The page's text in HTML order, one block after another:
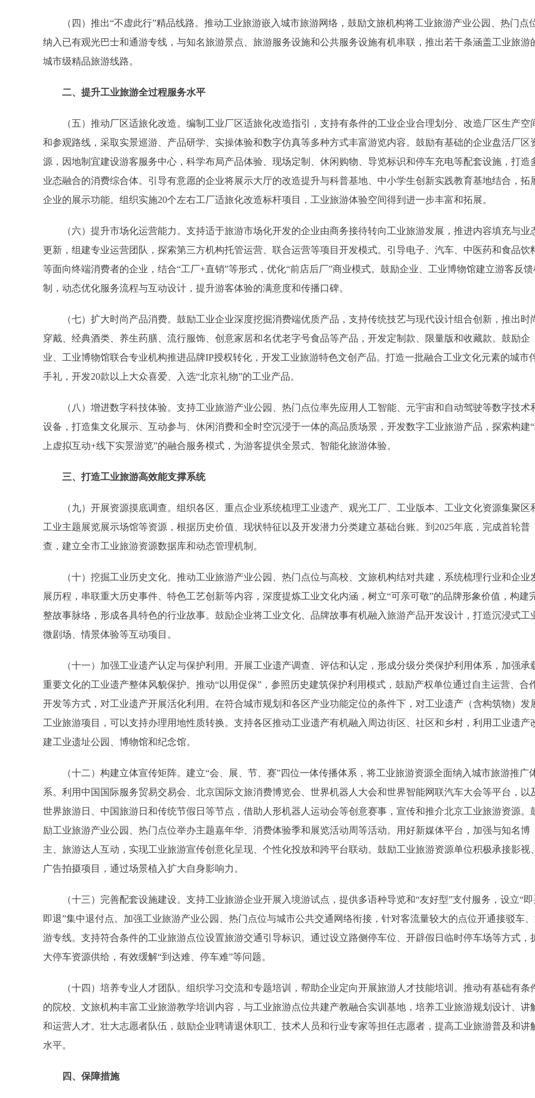
（四）推出“不虚此行”精品线路。推动工业旅游嵌入城市旅游网络，鼓励文旅机构将工业旅游产业公园、热门点
纳入已有观光巴士和通游专线，与知名旅游景点、旅游服务设施和公共服务设施有机串联，推出若干条涵盖工业旅游
城市级精品旅游线路。
二、提升工业旅游全过程服务水平
（五）推动厂区适旅化改造。编制工业厂区适旅化改造指引，支持有条件的工业企业合理划分、改造厂区生产空
和参观路线，采取实景巡游、产品研学、实操体验和数字仿真等多种方式丰富游览内容。鼓励有基础的企业盘活厂区
源，因地制宜建设游客服务中心，科学布局产品体验、现场定制、休闲购物、导览标识和停车充电等配套设施，打造
业态融合的消费综合体。引导有意愿的企业将展示大厅的改造提升与科普基地、中小学生创新实践教育基地结合，拓
企业的展示功能。组织实施20个左右工厂适旅化改造标杆项目，工业旅游体验空间得到进一步丰富和拓展。
（六）提升市场化运营能力。支持适于旅游市场化开发的企业由商务接待转向工业旅游发展，推进内容填充与业
更新，组建专业运营团队，探索第三方机构托管运营、联合运营等项目开发模式。引导电子、汽车、中医药和食品饮
等面向终端消费者的企业，结合“工厂+直销”等形式，优化“前店后厂”商业模式。鼓励企业、工业博物馆建立游客反馈
制，动态优化服务流程与互动设计，提升游客体验的满意度和传播口碑。
（七）扩大时尚产品消费。鼓励工业企业深度挖掘消费端优质产品，支持传统技艺与现代设计组合创新，推出时
穿戴、经典酒类、养生药膳、流行服饰、创意家居和名优老字号食品等产品，开发定制款、限量版和收藏款。鼓励企
业、工业博物馆联合专业机构推进品牌IP授权转化，开发工业旅游特色文创产品。打造一批融合工业文化元素的城市
手礼，开发20款以上大众喜爱、入选“北京礼物”的工业产品。
（八）增进数字科技体验。支持工业旅游产业公园、热门点位率先应用人工智能、元宇宙和自动驾驶等数字技术
设备，打造集文化展示、互动参与、休闲消费和全时空沉浸于一体的高品质场景，开发数字工业旅游产品，探索构建
上虚拟互动+线下实景游览”的融合服务模式，为游客提供全景式、智能化旅游体验。
三、打造工业旅游高效能支撑系统
（九）开展资源摸底调查。组织各区、重点企业系统梳理工业遗产、观光工厂、工业版本、工业文化资源集聚区
工业主题展览展示场馆等资源，根据历史价值、现状特征以及开发潜力分类建立基础台账。到2025年底，完成首轮普
查，建立全市工业旅游资源数据库和动态管理机制。
（十）挖掘工业历史文化。推动工业旅游产业公园、热门点位与高校、文旅机构结对共建，系统梳理行业和企业
展历程，串联重大历史事件、特色工艺创新等内容，深度提炼工业文化内涵，树立“可亲可敬”的品牌形象价值，构建
整故事脉络，形成各具特色的行业故事。鼓励企业将工业文化、品牌故事有机融入旅游产品开发设计，打造沉浸式工
微剧场、情景体验等互动项目。
（十一）加强工业遗产认定与保护利用。开展工业遗产调查、评估和认定，形成分级分类保护利用体系，加强承
重要文化的工业遗产整体风貌保护。推动“以用促保”，参照历史建筑保护利用模式，鼓励产权单位通过自主运营、合
开发等方式，对工业遗产开展活化利用。在符合城市规划和各区产业功能定位的条件下，对工业遗产（含构筑物）发
工业旅游项目，可以支持办理用地性质转换。支持各区推动工业遗产有机融入周边街区、社区和乡村，利用工业遗产
建工业遗址公园、博物馆和纪念馆。
（十二）构建立体宣传矩阵。建立“会、展、节、赛”四位一体传播体系，将工业旅游资源全面纳入城市旅游推广
系。利用中国国际服务贸易交易会、北京国际文旅消费博览会、世界机器人大会和世界智能网联汽车大会等平台，以
世界旅游日、中国旅游日和传统节假日等节点，借助人形机器人运动会等创意赛事，宣传和推介北京工业旅游资源。
励工业旅游产业公园、热门点位举办主题嘉年华、消费体验季和展览活动周等活动。用好新媒体平台，加强与知名博
主、旅游达人互动，实现工业旅游宣传创意化呈现、个性化投放和跨平台联动。鼓励工业旅游资源单位积极承接影视、
广告拍摄项目，通过场景植入扩大自身影响力。
（十三）完善配套设施建设。支持工业旅游企业开展入境游试点，提供多语种导览和“友好型”支付服务，设立“即
即退”集中退付点。加强工业旅游产业公园、热门点位与城市公共交通网络衔接，针对客流量较大的点位开通接驳车、
游专线。支持符合条件的工业旅游点位设置旅游交通引导标识。通过设立路侧停车位、开辟假日临时停车场等方式，
大停车资源供给，有效缓解“到达难、停车难”等问题。
（十四）培养专业人才团队。组织学习交流和专题培训，帮助企业定向开展旅游人才技能培训。推动有基础有条
的院校、文旅机构丰富工业旅游教学培训内容，与工业旅游点位共建产教融合实训基地，培养工业旅游规划设计、讲
和运营人才。壮大志愿者队伍，鼓励企业聘请退休职工、技术人员和行业专家等担任志愿者，提高工业旅游普及和讲
水平。
四、保障措施